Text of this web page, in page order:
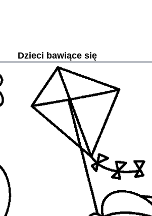
Dzieci bawiące się